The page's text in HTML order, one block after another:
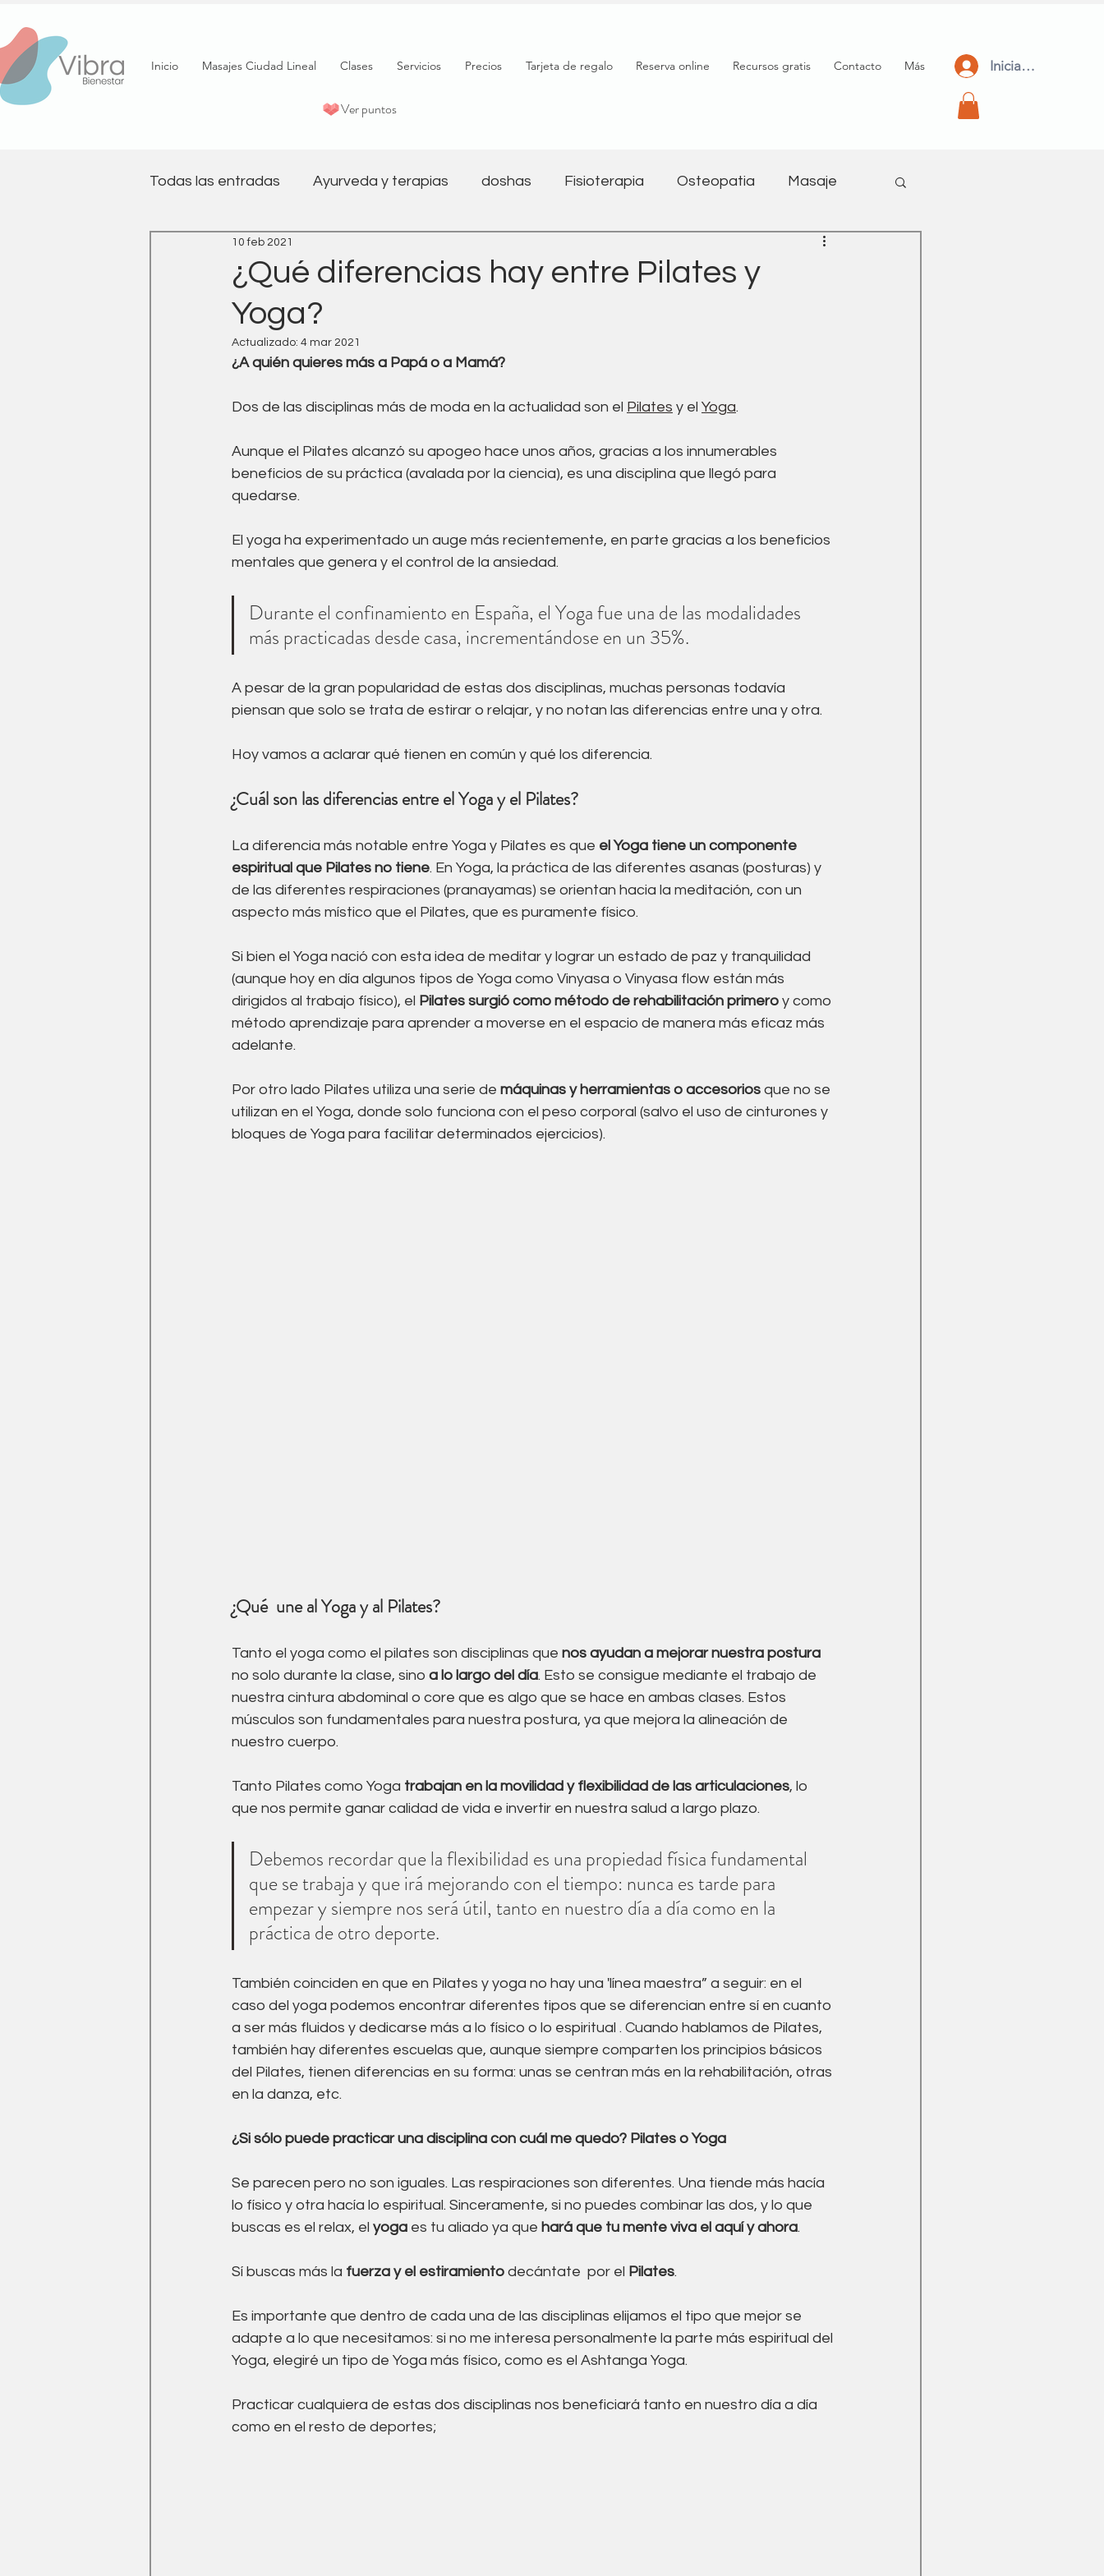
Inicio Masajes Ciudad Lineal Clases Servicios Precios Tarjeta de regalo Reserva online Recursos gratis Contacto Más
Ver puntos
Iniciar Sesión
Todas las entradas Ayurveda y terapias doshas Fisioterapia Osteopatia Masaje
psicología Terapia
Salud emocional
Ejercicio drenaje linfatico
¿Qué diferencias hay entre Pilates y
Yoga?
10 feb 2021
Actualizado: 4 mar 2021
¿A quién quieres más a Papá o a Mamá?
Dos de las disciplinas más de moda en la actualidad son el Pilates y el Yoga.
Aunque el Pilates alcanzó su apogeo hace unos años, gracias a los innumerables
beneficios de su práctica (avalada por la ciencia), es una disciplina que llegó para
quedarse.
El yoga ha experimentado un auge más recientemente, en parte gracias a los beneficios
mentales que genera y el control de la ansiedad.
Durante el confinamiento en España, el Yoga fue una de las modalidades
más practicadas desde casa, incrementándose en un 35%.
A pesar de la gran popularidad de estas dos disciplinas, muchas personas todavía
piensan que solo se trata de estirar o relajar, y no notan las diferencias entre una y otra.
Hoy vamos a aclarar qué tienen en común y qué los diferencia.
¿Cuál son las diferencias entre el Yoga y el Pilates?
La diferencia más notable entre Yoga y Pilates es que el Yoga tiene un componente
espiritual que Pilates no tiene. En Yoga, la práctica de las diferentes asanas (posturas) y
de las diferentes respiraciones (pranayamas) se orientan hacia la meditación, con un
aspecto más místico que el Pilates, que es puramente físico.
Si bien el Yoga nació con esta idea de meditar y lograr un estado de paz y tranquilidad
(aunque hoy en día algunos tipos de Yoga como Vinyasa o Vinyasa flow están más
dirigidos al trabajo físico), el Pilates surgió como método de rehabilitación primero y como
método aprendizaje para aprender a moverse en el espacio de manera más eficaz más
adelante.
Por otro lado Pilates utiliza una serie de máquinas y herramientas o accesorios que no se
utilizan en el Yoga, donde solo funciona con el peso corporal (salvo el uso de cinturones y
bloques de Yoga para facilitar determinados ejercicios).
¿Qué  une al Yoga y al Pilates?
Tanto el yoga como el pilates son disciplinas que nos ayudan a mejorar nuestra postura
no solo durante la clase, sino a lo largo del día. Esto se consigue mediante el trabajo de
nuestra cintura abdominal o core que es algo que se hace en ambas clases. Estos
músculos son fundamentales para nuestra postura, ya que mejora la alineación de
nuestro cuerpo.
Tanto Pilates como Yoga trabajan en la movilidad y flexibilidad de las articulaciones, lo
que nos permite ganar calidad de vida e invertir en nuestra salud a largo plazo.
Debemos recordar que la flexibilidad es una propiedad física fundamental
que se trabaja y que irá mejorando con el tiempo: nunca es tarde para
empezar y siempre nos será útil, tanto en nuestro día a día como en la
práctica de otro deporte.
También coinciden en que en Pilates y yoga no hay una 'línea maestra” a seguir: en el
caso del yoga podemos encontrar diferentes tipos que se diferencian entre sí en cuanto
a ser más fluidos y dedicarse más a lo físico o lo espiritual . Cuando hablamos de Pilates,
también hay diferentes escuelas que, aunque siempre comparten los principios básicos
del Pilates, tienen diferencias en su forma: unas se centran más en la rehabilitación, otras
en la danza, etc.
¿Si sólo puede practicar una disciplina con cuál me quedo? Pilates o Yoga
Se parecen pero no son iguales. Las respiraciones son diferentes. Una tiende más hacía
lo físico y otra hacía lo espiritual. Sinceramente, si no puedes combinar las dos, y lo que
buscas es el relax, el yoga es tu aliado ya que hará que tu mente viva el aquí y ahora.
Sí buscas más la fuerza y el estiramiento decántate  por el Pilates.
Es importante que dentro de cada una de las disciplinas elijamos el tipo que mejor se
adapte a lo que necesitamos: si no me interesa personalmente la parte más espiritual del
Yoga, elegiré un tipo de Yoga más físico, como es el Ashtanga Yoga.
Practicar cualquiera de estas dos disciplinas nos beneficiará tanto en nuestro día a día
como en el resto de deportes;